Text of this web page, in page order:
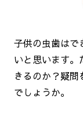
子供の虫歯はで
いと思います。
きるのか？疑
でしょうか。